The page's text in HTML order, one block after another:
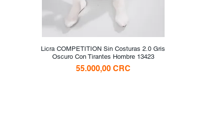
Vista rápida
Licra COMPETITION Sin Costuras 2.0 Gris
Oscuro Con Tirantes Hombre 13423
Precio
55.000,00 CRC